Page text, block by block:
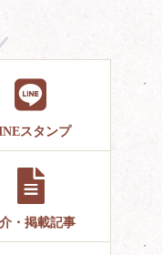
スタンプ
・掲載記事